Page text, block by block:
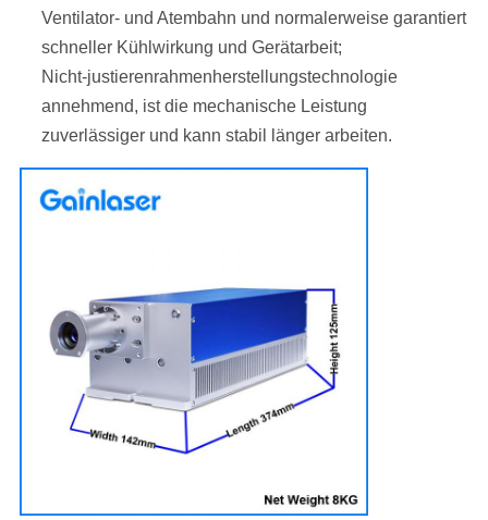
Ventilator- und Atembahn und normalerweise garantiert
schneller Kühlwirkung und Gerätarbeit;
Nicht-justierenrahmenherstellungstechnologie
annehmend, ist die mechanische Leistung
zuverlässiger und kann stabil länger arbeiten.